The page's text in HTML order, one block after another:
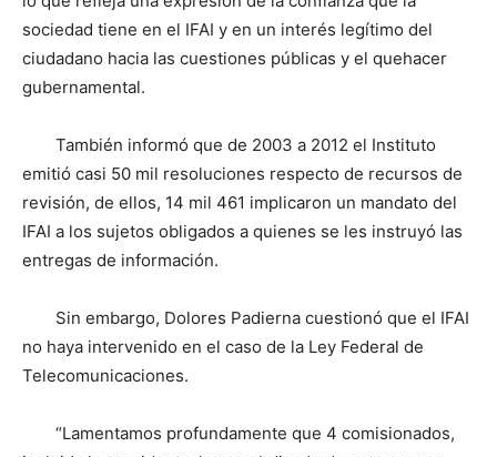
sociedad tiene en el IFAI y en un interés legítimo del
ciudadano hacia las cuestiones públicas y el quehacer
gubernamental.
También informó que de 2003 a 2012 el Instituto
emitió casi 50 mil resoluciones respecto de recursos de
revisión, de ellos, 14 mil 461 implicaron un mandato del
IFAI a los sujetos obligados a quienes se les instruyó las
entregas de información.
Sin embargo, Dolores Padierna cuestionó que el IFAI
no haya intervenido en el caso de la Ley Federal de
Telecomunicaciones.
“Lamentamos profundamente que 4 comisionados,